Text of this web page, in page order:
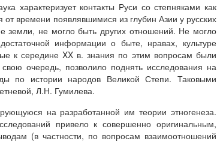
характеризует контакты Руси со степняками как
времени появлявшимися из глубин Азии у русских
земли, не могло быть других отношений. Не могло
информации о быте, нравах, культуре
к середине XX в. знания по этим вопросам были
очередь, позволило поднять исследования на
по истории народов Великой Степи. Таковыми
Л.Н. Гумилева.
на разработанной им теории этногенеза.
привело к совершенно оригинальным,
(в частности, по вопросам взаимоотношений